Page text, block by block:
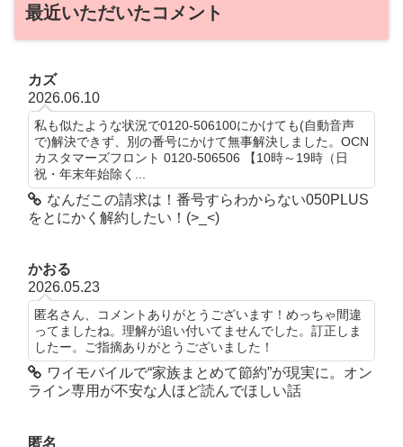
最近いただいたコメント
カズ
2026.06.10
私も似たような状況で0120-506100にかけても(自動音声
で)解決できず、別の番号にかけて無事解決しました。OCN
カスタマーズフロント 0120-506506 【10時～19時（日
祝・年末年始除く...
なんだこの請求は！番号すらわからない050PLUS
をとにかく解約したい！(>_<)
かおる
2026.05.23
匿名さん、コメントありがとうございます！めっちゃ間違
ってましたね。理解が追い付いてませんでした。訂正しま
したー。ご指摘ありがとうございました！
ワイモバイルで“家族まとめて節約”が現実に。オン
ライン専用が不安な人ほど読んでほしい話
匿名